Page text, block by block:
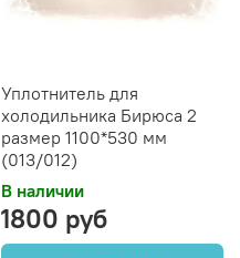
Уплотнитель для
холодильника Бирюса 2
размер 1100*530 мм
(013/012)
В наличии
1800 руб